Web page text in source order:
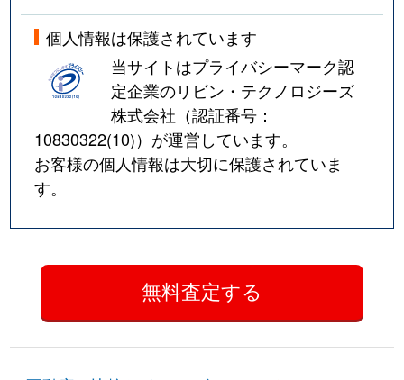
個人情報は保護されています
当サイトはプライバシーマーク認
定企業のリビン・テクノロジーズ
株式会社（認証番号：
10830322(10)）が運営しています。
お客様の個人情報は大切に保護されていま
す。